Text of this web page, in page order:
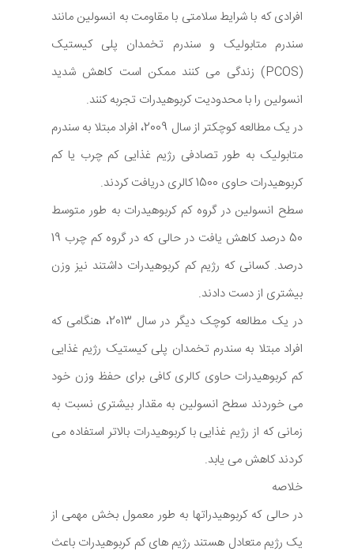
افرادی که با شرایط سلامتی با مقاومت به انسولین مانند
سندرم متابولیک و سندرم تخمدان پلی کیستیک
(PCOS) زندگی می کنند ممکن است کاهش شدید
انسولین را با محدودیت کربوهیدرات تجربه کنند.
در یک مطالعه کوچکتر از سال 2009، افراد مبتلا به سندرم
متابولیک به طور تصادفی رژیم غذایی کم چرب یا کم
کربوهیدرات حاوی 1500 کالری دریافت کردند.
سطح انسولین در گروه کم کربوهیدرات به طور متوسط
50 درصد کاهش یافت در حالی که در گروه کم چرب 19
درصد. کسانی که رژیم کم کربوهیدرات داشتند نیز وزن
بیشتری از دست دادند.
در یک مطالعه کوچک دیگر در سال 2013، هنگامی که
افراد مبتلا به سندرم تخمدان پلی کیستیک رژیم غذایی
کم کربوهیدرات حاوی کالری کافی برای حفظ وزن خود
می خوردند سطح انسولین به مقدار بیشتری نسبت به
زمانی که از رژیم غذایی با کربوهیدرات بالاتر استفاده می
کردند کاهش می یابد.
خلاصه
در حالی که کربوهیدراتها به طور معمول بخش مهمی از
یک رژیم متعادل هستند رژیم های کم کربوهیدرات باعث